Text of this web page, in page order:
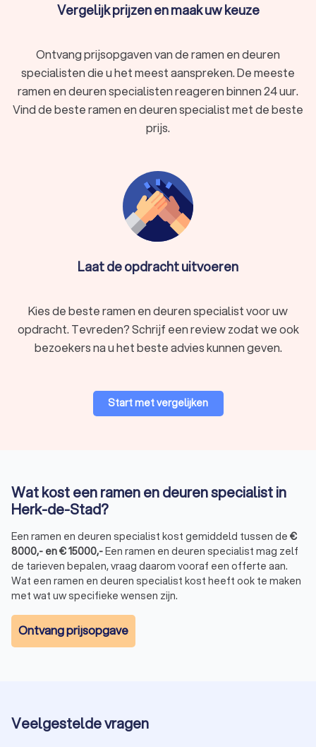
Vergelijk prijzen en maak uw keuze
Ontvang prijsopgaven van de ramen en deuren
specialisten die u het meest aanspreken. De meeste
ramen en deuren specialisten reageren binnen 24 uur.
Vind de beste ramen en deuren specialist met de beste
prijs.
Laat de opdracht uitvoeren
Kies de beste ramen en deuren specialist voor uw
opdracht. Tevreden? Schrijf een review zodat we ook
bezoekers na u het beste advies kunnen geven.
Start met vergelijken
Wat kost een ramen en deuren specialist in
Herk-de-Stad?
Een ramen en deuren specialist kost gemiddeld tussen de €
8000,- en€15000,-Een ramen en deuren specialist mag zelf
de tarieven bepalen, vraag daarom vooraf een offerte aan.
Wat een ramen en deuren specialist kost heeft ook te maken
met wat uw specifieke wensen zijn.
Ontvang prijsopgave
Veelgestelde vragen